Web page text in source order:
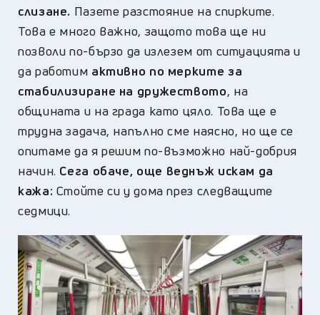
слизане. Пазете разстояние на спирките.
Това е много важно, защото това ще ни
позволи по-бързо да излезем от ситуацията и
да работим активно по мерките за
стабилизиране на дружеството, на
общината и на града като цяло. Това ще е
трудна задача, напълно сме наясно, но ще се
опитаме да я решим по-възможно най-добрия
начин. Сега обаче, още веднъж искам да
кажа: Стойте си у дома през следващите
седмици.